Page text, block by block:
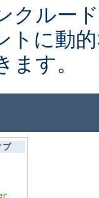
クルー
トに動
ます。
ブ